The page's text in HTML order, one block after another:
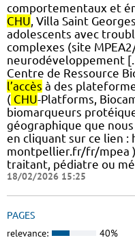
comportementaux et
CHU, Villa Saint
adolescents avec
complexes (site
neurodéveloppement
Centre de Ressource
l’accès à des
( CHU-Platforms,
biomarqueurs
géographique que
en cliquant sur ce lien :
montpellier.fr/fr/mpea
traitant, pédiatre ou
18/02/2026 15:25
PAGES
relevance: 40%